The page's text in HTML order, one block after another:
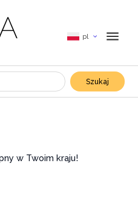
pl
Szukaj
w Twoim kraju!